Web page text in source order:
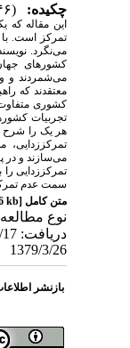
چکیده: (۱۵۱۴۶ مشاهده)
این مقاله که
تمرکز است.
می‌نگرد.
کشورهای
می‌شمردند و
معتقدند که
کشوری
تجربیات
هر یک را شرح
می‌سازند و در
تمرکززدایی
سمت عدم
متن کامل [PDF 946 kb]
نوع
1379/3/26
بازنشر